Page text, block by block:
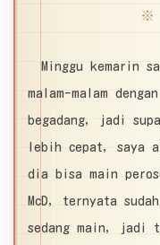
Minggu kemarin
malam-malam
begadang, jadi
lebih cepat, saya
dia bisa main
McD, ternyata
sedang main, jadi